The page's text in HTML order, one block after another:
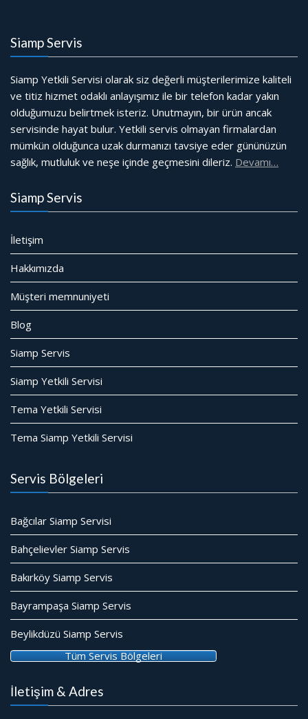
Siamp Servis
Siamp Yetkili Servisi olarak siz değerli müşterilerimize kaliteli
ve titiz hizmet odaklı anlayışımız ile bir telefon kadar yakın
olduğumuzu belirtmek isteriz. Unutmayın, bir ürün ancak
servisinde hayat bulur. Yetkili servis olmayan firmalardan
mümkün olduğunca uzak durmanızı tavsiye eder gününüzün
sağlık, mutluluk ve neşe içinde geçmesini dileriz. Devamı…
Siamp Servis
İletişim
Hakkımızda
Müşteri memnuniyeti
Blog
Siamp Servis
Siamp Yetkili Servisi
Tema Yetkili Servisi
Tema Siamp Yetkili Servisi
Servis Bölgeleri
Bağcılar Siamp Servisi
Bahçelievler Siamp Servis
Bakırköy Siamp Servis
Bayrampaşa Siamp Servis
Beylikdüzü Siamp Servis
Tüm Servis Bölgeleri
İletişim & Adres